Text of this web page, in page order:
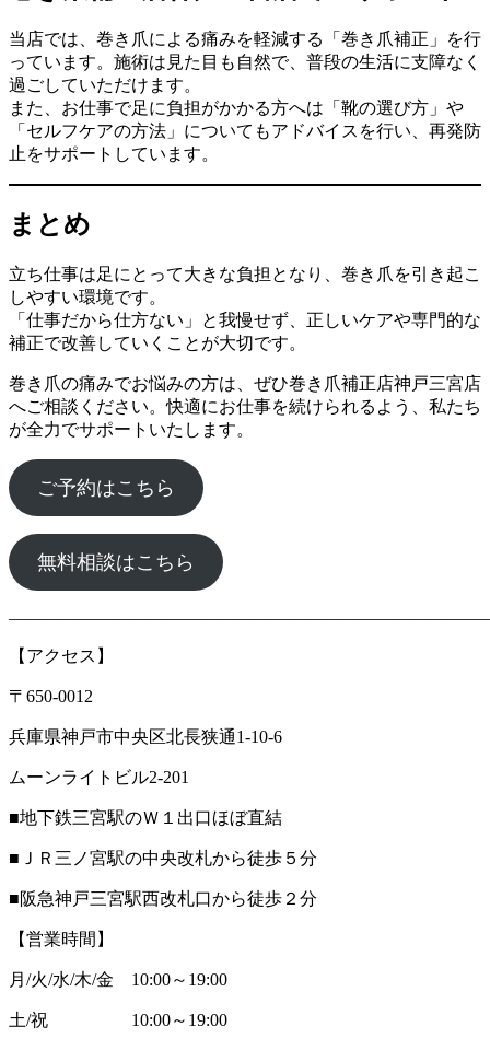
当店では、巻き爪による痛みを軽減する「巻き爪補正」を行
っています。施術は見た目も自然で、普段の生活に支障なく
過ごしていただけます。
また、お仕事で足に負担がかかる方へは「靴の選び方」や
「セルフケアの方法」についてもアドバイスを行い、再発防
止をサポートしています。
まとめ
立ち仕事は足にとって大きな負担となり、巻き爪を引き起こ
しやすい環境です。
「仕事だから仕方ない」と我慢せず、正しいケアや専門的な
補正で改善していくことが大切です。
巻き爪の痛みでお悩みの方は、ぜひ巻き爪補正店神戸三宮店
へご相談ください。快適にお仕事を続けられるよう、私たち
が全力でサポートいたします。
ご予約はこちら
無料相談はこちら
【アクセス】
〒650-0012
兵庫県神戸市中央区北長狭通1-10-6
ムーンライトビル2-201
■地下鉄三宮駅のＷ１出口ほぼ直結
■ＪＲ三ノ宮駅の中央改札から徒歩５分
■阪急神戸三宮駅西改札口から徒歩２分
【営業時間】
月/火/水/木/金 10:00～19:00
土/祝 10:00～19:00